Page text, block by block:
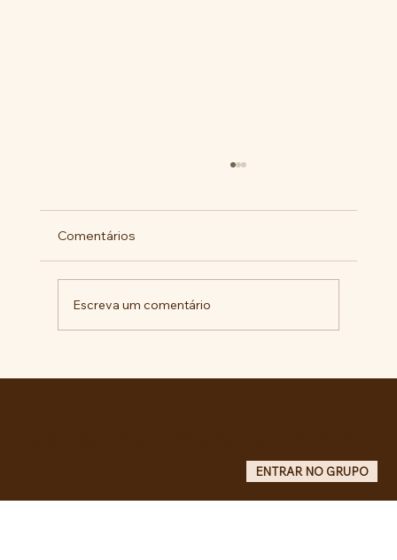
Comentários
Escreva um comentário
ENTRAR NO GRUPO